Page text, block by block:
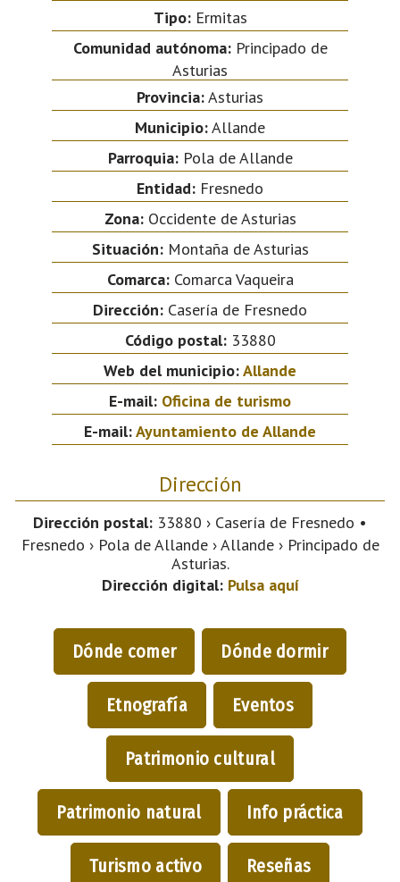
Tipo:Ermitas
Comunidad autónoma:Principado de
Asturias
Provincia:Asturias
Municipio:Allande
Parroquia:Pola de Allande
Entidad: Fresnedo
Zona:Occidente de Asturias
Situación:Montaña de Asturias
Comarca:Comarca Vaqueira
Dirección: Casería de Fresnedo
Código postal:33880
Web del municipio:Allande
E-mail: Oficina de turismo
E-mail:Ayuntamiento de Allande
Dirección
Dirección postal: 33880 › Casería de Fresnedo •
Fresnedo › Pola de Allande › Allande › Principado de
Asturias.
Dirección digital: Pulsa aquí
Dónde comer Dónde dormir
Etnografía Eventos
Patrimonio cultural
Patrimonio natural Info práctica
Turismo activo Reseñas